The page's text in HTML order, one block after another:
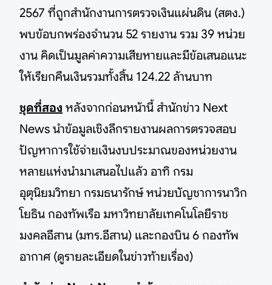
2567 ที่ถูกสำนักงานการตรวจเงินแผ่นดิน (สตง.)
พบข้อบกพร่องจำนวน 52 รายงาน รวม 39 หน่วย
งาน คิดเป็นมูลค่าความเสียหายและมีข้อเสนอแนะ
ให้เรียกคืนเงินรวมทั้งสิ้น 124.22 ล้านบาท
ชุดที่สอง หลังจากก่อนหน้านี้ สำนักข่าว Next
News นำข้อมูลเชิงลึกรายงานผลการตรวจสอบ
ปัญหาการใช้จ่ายเงินงบประมาณของหน่วยงาน
หลายแห่งนำมาเสนอไปแล้ว อาทิ กรม
อุตุนิยมวิทยา กรมธนารักษ์ หน่วยบัญชาการนาวิก
โยธิน กองทัพเรือ มหาวิทยาลัยเทคโนโลยีราช
มงคลอีสาน (มทร.อีสาน) และกองบิน 6 กองทัพ
อากาศ (ดูรายละเอียดในข่าวท้ายเรื่อง)